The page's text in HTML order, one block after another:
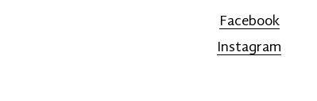
Facebook
Instagram